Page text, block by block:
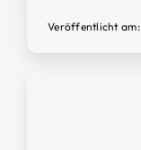
Veröffentlicht am: